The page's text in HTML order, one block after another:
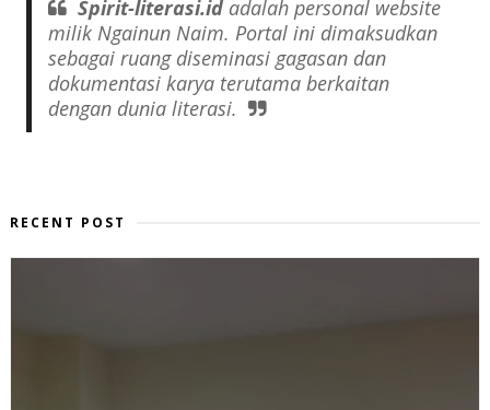
Spirit-literasi.idadalah personal website
milik Ngainun Naim. Portal ini dimaksudkan
sebagai ruang diseminasi gagasan dan
dokumentasi karya terutama berkaitan
dengan dunia literasi.
RECENT POST